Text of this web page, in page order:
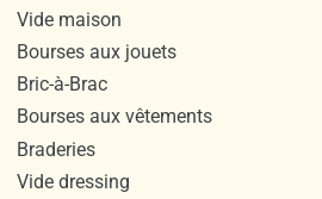
Vide maison
Bourses aux jouets
Bric-à-Brac
Bourses aux vêtements
Braderies
Vide dressing